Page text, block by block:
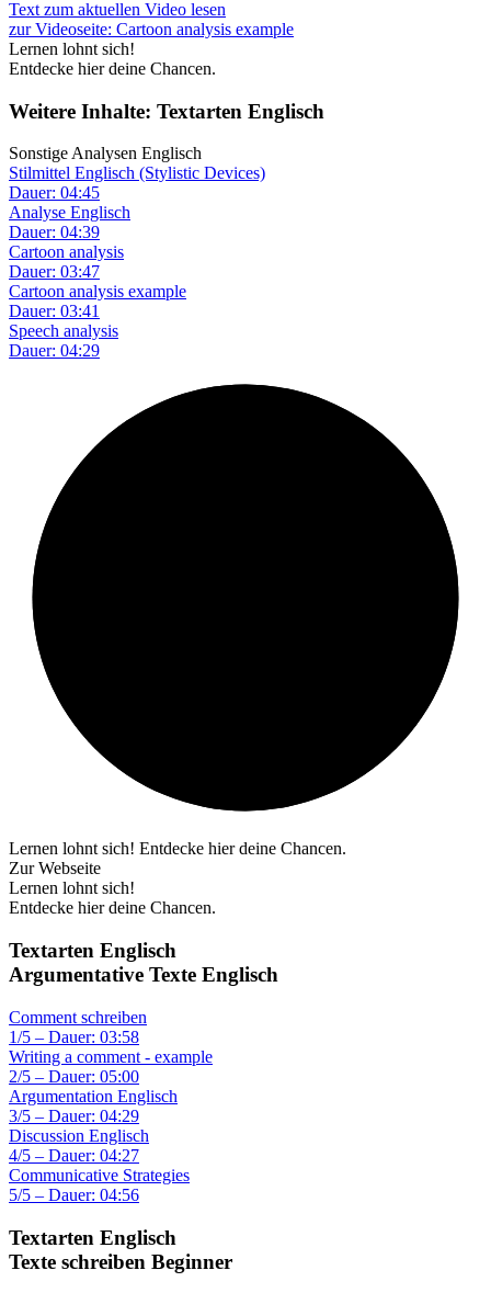
Text zum aktuellen Video lesen
zur Videoseite: Cartoon analysis example
Lernen lohnt sich!
Entdecke hier deine Chancen.
Weitere Inhalte: Textarten Englisch
Sonstige Analysen Englisch
Stilmittel Englisch (Stylistic Devices)
Dauer: 04:45
Analyse Englisch
Dauer: 04:39
Cartoon analysis
Dauer: 03:47
Cartoon analysis example
Dauer: 03:41
Speech analysis
Dauer: 04:29
Lernen lohnt sich! Entdecke hier deine Chancen.
Zur Webseite
Lernen lohnt sich!
Entdecke hier deine Chancen.
Textarten Englisch
Argumentative Texte Englisch
Comment schreiben
1/5 – Dauer: 03:58
Writing a comment - example
2/5 – Dauer: 05:00
Argumentation Englisch
3/5 – Dauer: 04:29
Discussion Englisch
4/5 – Dauer: 04:27
Communicative Strategies
5/5 – Dauer: 04:56
Textarten Englisch
Texte schreiben Beginner